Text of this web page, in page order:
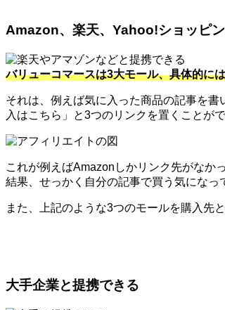
Amazon、楽天、Yahoo!ショッピ
バリューコマースは3大モール、具体的に
それは、例えば気に入った商品の記事を
入はこちら」と3つのリンクを置くことが
これが例えばAmazonしかリンク先がなか
結果、せっかく自分の記事で買う気になっ
また、上記のような3つのモールを購入先
大手企業と提携できる